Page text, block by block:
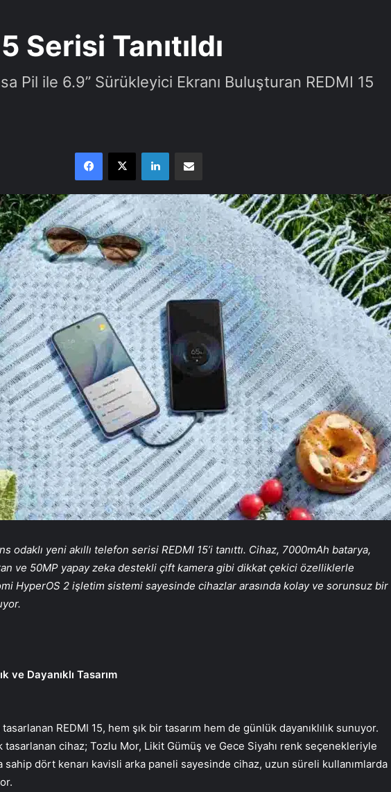
Serisi Tanıtıldı
Pil ile 6.9” Sürükleyici Ekranı Buluşturan REDMI 15
odaklı yeni akıllı telefon serisi REDMI 15’i tanıttı. Cihaz, 7000mAh batarya,
ve 50MP yapay zeka destekli çift kamera gibi dikkat çekici özelliklerle
HyperOS 2 işletim sistemi sayesinde cihazlar arasında kolay ve sorunsuz bir
.
ve Dayanıklı Tasarım
REDMI 15, hem şık bir tasarım hem de günlük dayanıklılık sunuyor.
tasarlanan cihaz; Tozlu Mor, Likit Gümüş ve Gece Siyahı renk seçenekleriyle
dört kenarı kavisli arka paneli sayesinde cihaz, uzun süreli kullanımlarda